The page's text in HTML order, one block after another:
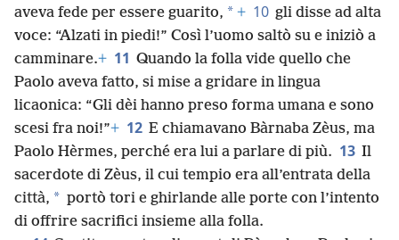
aveva fede per essere guarito, * + 10 gli disse ad alta
voce: “Alzati in piedi!” Così l’uomo saltò su e iniziò a
camminare.+ 11 Quando la folla vide quello che
Paolo aveva fatto, si mise a gridare in lingua
licaonica: “Gli dèi hanno preso forma umana e sono
scesi fra noi!”+ 12 E chiamavano Bàrnaba Zèus, ma
Paolo Hèrmes, perché era lui a parlare di più. 13 Il
sacerdote di Zèus, il cui tempio era all’entrata della
città, * portò tori e ghirlande alle porte con l’intento
di offrire sacrifici insieme alla folla.